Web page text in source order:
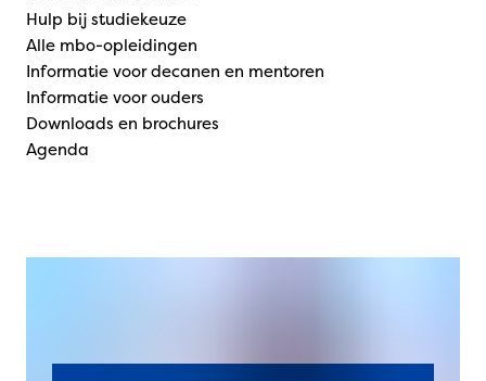
Hulp bij studiekeuze
Alle mbo-opleidingen
Informatie voor decanen en mentoren
Informatie voor ouders
Downloads en brochures
Agenda